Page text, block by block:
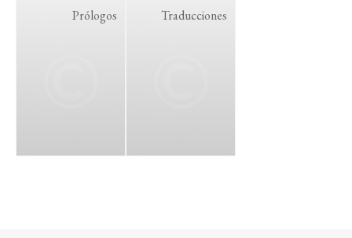
Prólogos Traducciones